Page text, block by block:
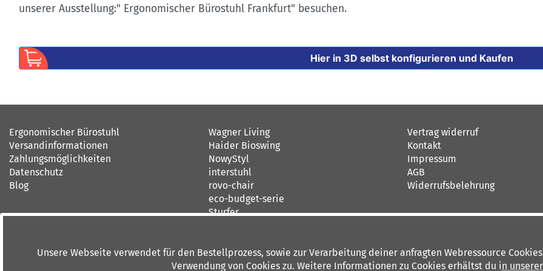
unserer Ausstellung:" Ergonomischer Bürostuhl Frankfurt" besuchen.
Hier in 3D selbst konfigurieren und Kaufen
Ergonomischer Bürostuhl
Versandinformationen
Zahlungsmöglichkeiten
Datenschutz
Blog
Wagner Living
Haider Bioswing
NowyStyl
interstuhl
rovo-chair
eco-budget-serie
Sturfer
Vertrag widerruf
Kontakt
Impressum
AGB
Widerrufsbelehrung
Unsere Webseite verwendet für den Bestellprozess, sowie zur Verarbeitung deiner anfragten Webressource
Verwendung von Cookies zu. Weitere Informationen zu Cookies erhältst du in